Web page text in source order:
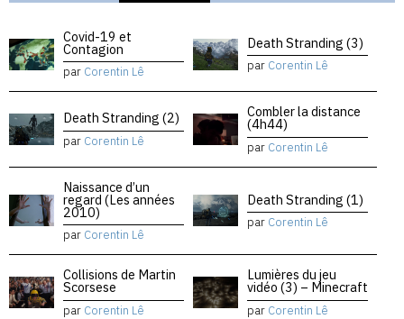
Covid-19 et
Contagion
par Corentin Lê
Death Stranding (3)
par Corentin Lê
Death Stranding (2)
par Corentin Lê
Combler la distance
(4h44)
par Corentin Lê
Naissance d’un
regard (Les années
2010)
par Corentin Lê
Death Stranding (1)
par Corentin Lê
Collisions de Martin
Scorsese
par Corentin Lê
Lumières du jeu
vidéo (3) – Minecraft
par Corentin Lê